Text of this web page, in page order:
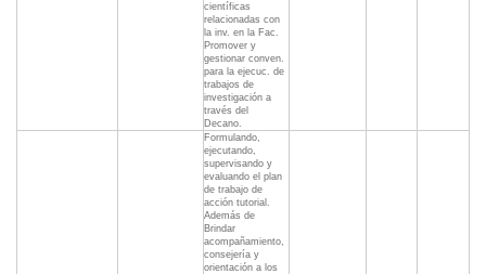
científicas
relacionadas con
la inv. en la Fac.
Promover y
gestionar conven.
para la ejecuc. de
trabajos de
investigación a
través del
Decano.
Formulando,
ejecutando,
supervisando y
evaluando el plan
de trabajo de
acción tutorial.
Además de
Brindar
acompañamiento,
consejería y
orientación a los